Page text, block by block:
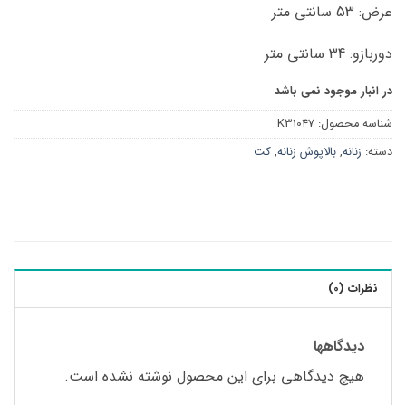
عرض: 53 سانتی متر
دوربازو: 34 سانتی متر
در انبار موجود نمی باشد
شناسه محصول: K31047
دسته: زنانه, بالاپوش زنانه, کت
نظرات (0)
دیدگاهها
هیچ دیدگاهی برای این محصول نوشته نشده است.